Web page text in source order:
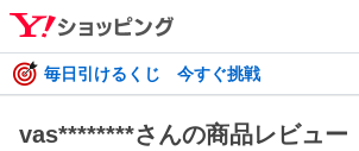
毎日引けるくじ 今すぐ挑戦
vas********さんの商品レビュー